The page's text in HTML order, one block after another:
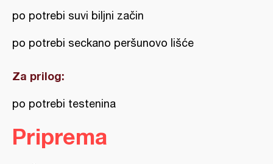
po potrebi suvi biljni začin
po potrebi seckano peršunovo lišće
Za prilog:
po potrebi testenina
Priprema